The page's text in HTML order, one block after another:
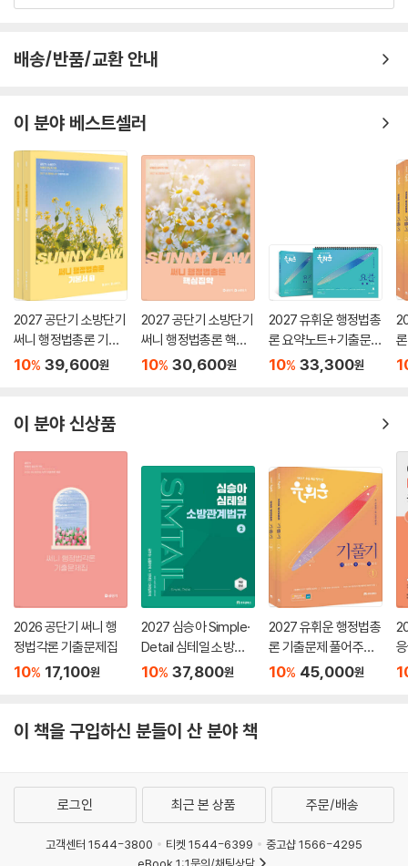
배송/반품/교환 안내
이 분야 베스트셀러
2027 공단기 소방단기
써니 행정법총론 기본
서
10% 39,600원
2027 공단기 소방단기
써니 행정법총론 핵심
집약
10% 30,600원
2027 유휘운 행정법총
론 요약노트+기출문제
(요.플.)
10% 33,300원
이 분야 신상품
2026 공단기 써니 행
정법각론 기출문제집
10% 17,100원
2027 심승아 Simple·
Detail 심테일 소방관
계법규 2
10% 37,800원
2027 유휘운 행정법총
론 기출문제 풀어주는
기본서 (기.풀.기.)
10% 45,000원
서
이 책을 구입하신 분들이 산 분야 책
로그인 최근 본 상품 주문/배송
고객센터 1544-3800 티켓 1544-6399
중고샵 1566-4295
eBook 1:1문의/채팅상담